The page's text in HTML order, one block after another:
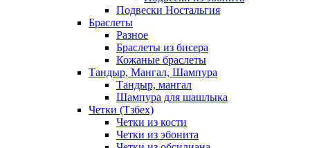
Подвески Ностальгия
Браслеты
Разное
Браслеты из бисера
Кожаные браслеты
Тандыр, Мангал, Шампура
Тандыр, мангал
Шампура для шашлыка
Четки (Тзбех)
Четки из кости
Четки из эбонита